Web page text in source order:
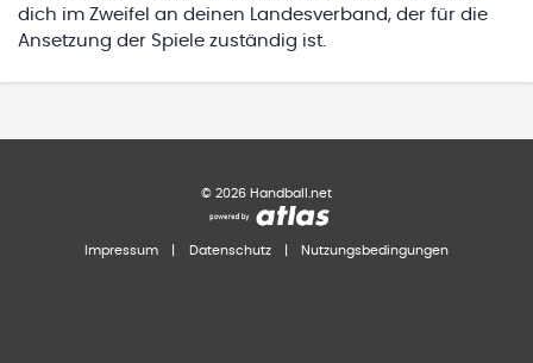
dich im Zweifel an deinen Landesverband, der für die
Ansetzung der Spiele zuständig ist.
© 2026 Handball.net
Impressum Datenschutz Nutzungsbedingungen